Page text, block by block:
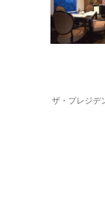
ザ・プレジデ